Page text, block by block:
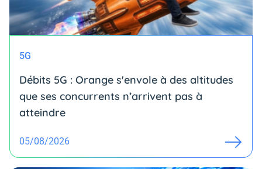
5G
Débits 5G : Orange s'envole à des altitudes
que ses concurrents n’arrivent pas à
atteindre
05/08/2026